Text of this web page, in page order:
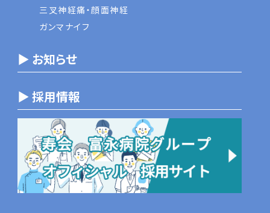
三叉神経痛・顔面神経
ガンマナイフ
▶ お知らせ
▶ 採用情報